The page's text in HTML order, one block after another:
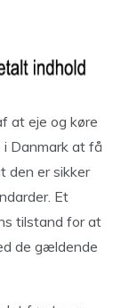
at eje og køre
Danmark at få
den er sikker
Et
tilstand for at
de gældende